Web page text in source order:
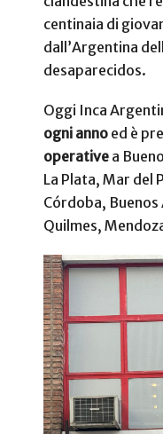
centinaia di
dall’Argentina
desaparecidos.
Oggi Inca
ogni anno ed è
operative a
La Plata, Mar del
Córdoba,
Quilmes,